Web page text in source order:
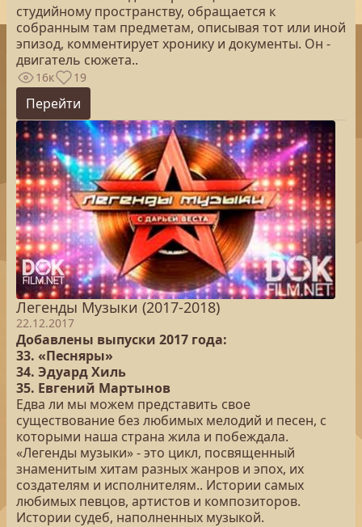
студийному пространству, обращается к
собранным там предметам, описывая тот или иной
эпизод, комментирует хронику и документы. Он -
двигатель сюжета..
16к 19
Перейти
Легенды Музыки (2017-2018)
22.12.2017
Добавлены выпуски 2017 года:
33. «Песняры»
34. Эдуард Хиль
35. Евгений Мартынов
Едва ли мы можем представить свое
существование без любимых мелодий и песен, с
которыми наша страна жила и побеждала.
«Легенды музыки» - это цикл, посвященный
знаменитым хитам разных жанров и эпох, их
создателям и исполнителям.. Истории самых
любимых певцов, артистов и композиторов.
Истории судеб, наполненных музыкой.